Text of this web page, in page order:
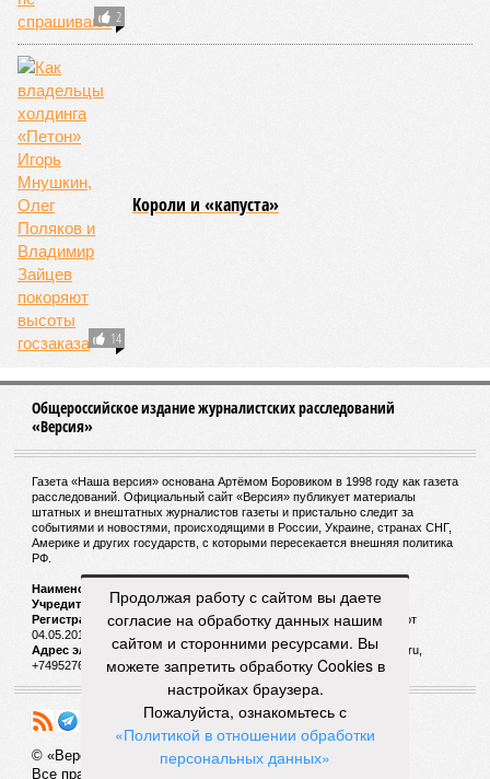
2
14
Kороли и «капуста»
Общероссийское издание журналистских расследований
«Версия»
Газета «Наша версия» основана Артёмом Боровиком в 1998 году как газета
расследований. Официальный сайт «Версия» публикует материалы
штатных и внештатных журналистов газеты и пристально следит за
событиями и новостями, происходящими в России, Украине, странах СНГ,
Америке и других государств, с которыми пересекается внешняя политика
РФ.
Наименование:
Учредитель:
ООО «Версия»,Главный редактор:Горевой Р. Г.
Регистрационный номер Роскомнадзора:ЭЛ № ФС 77 - 72681 от
04.05.2018 г.
Адрес электронной почты и телефон редакции:versia@versia.ru,
+74952760348
© «Версия»
Все права защищены
Продолжая работу с сайтом вы даете
согласие на обработку данных нашим
сайтом и сторонними ресурсами. Вы
можете запретить обработку Cookies в
настройках браузера.
Пожалуйста, ознакомьтесь с
«Политикой в отношении обработки
персональных данных»